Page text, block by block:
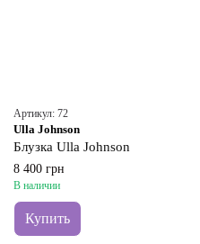
Артикул: 72
Ulla Johnson
Блузка Ulla Johnson
8 400 грн
В наличии
Купить